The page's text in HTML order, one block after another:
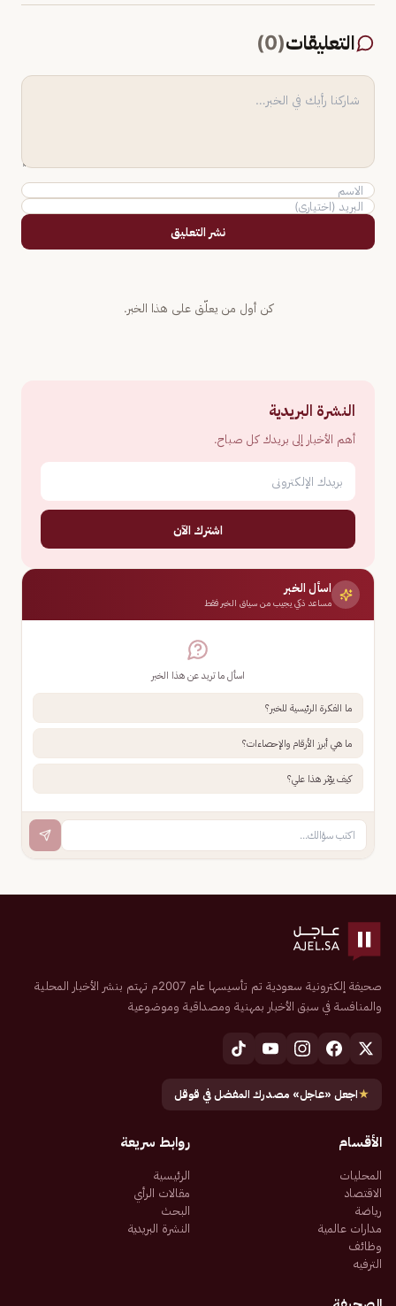
التعليقات(
0
)
نشر التعليق
كن أول من يعلّق على هذا الخبر.
النشرة البريدية
أهم الأخبار إلى بريدك كل صباح.
اشترك الآن
اسأل الخبر
مساعد ذكي يجيب من سياق الخبر فقط
اسأل ما تريد عن هذا الخبر
ما الفكرة الرئيسية للخبر؟
ما هي أبرز الأرقام والإحصاءات؟
كيف يؤثر هذا علي؟
صحيفة إلكترونية سعودية تم تأسيسها عام 2007م تهتم بنشر الأخبار المحلية
والمنافسة في سبق الأخبار بمهنية ومصداقية وموضوعية
★اجعل «عاجل» مصدرك المفضل في قوقل
الأقسام
المحليات
الاقتصاد
رياضة
مدارات عالمية
وظائف
الترفيه
روابط سريعة
الرئيسية
مقالات الرأي
البحث
النشرة البريدية